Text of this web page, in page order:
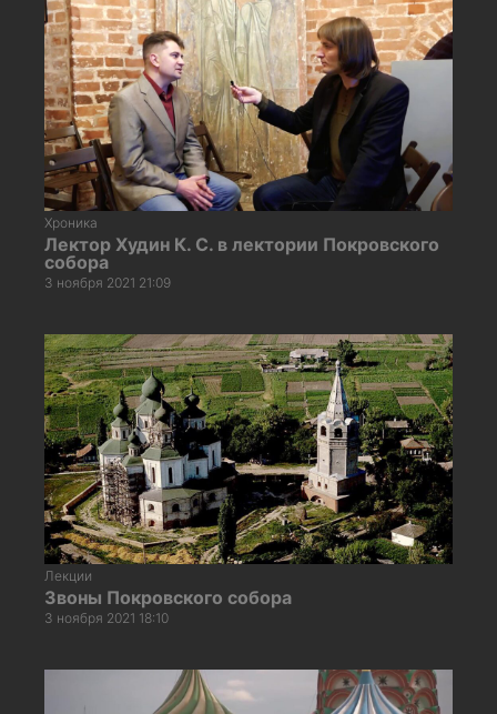
Хроника
Лектор Худин К. С. в лектории Покровского
собора
3 ноября 2021 21:09
Лекции
Звоны Покровского собора
3 ноября 2021 18:10